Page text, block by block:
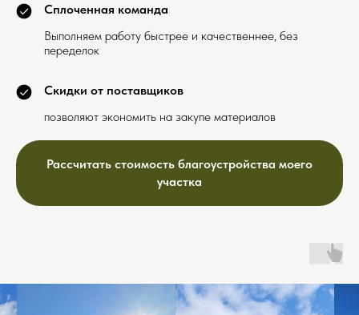
Сплоченная команда
Выполняем работу быстрее и качественнее, без
переделок
Скидки от поставщиков
позволяют экономить на закупе материалов
Рассчитать стоимость благоустройства моего
участка